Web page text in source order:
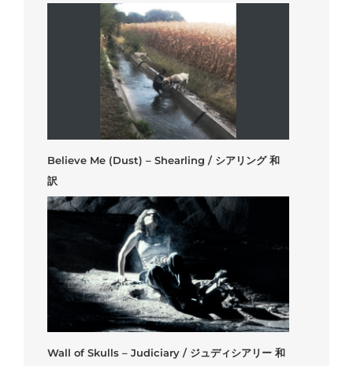
Believe Me (Dust) – Shearling / シアリング 和
訳
Wall of Skulls – Judiciary / ジュディシアリー 和